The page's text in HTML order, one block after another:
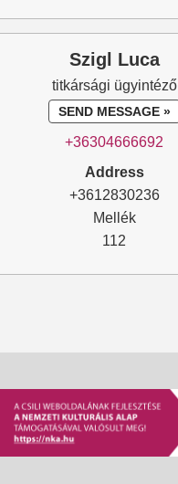
Szigl Luca
titkársági ügyintéző
SEND MESSAGE »
+36304666692
Address
+3612830236
Mellék
112